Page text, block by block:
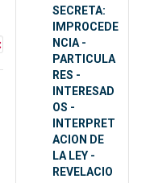
SECRETA:
IMPROCEDE
NCIA -
PARTICULA
RES -
INTERESAD
OS -
INTERPRET
ACION DE
LA LEY -
REVELACIO